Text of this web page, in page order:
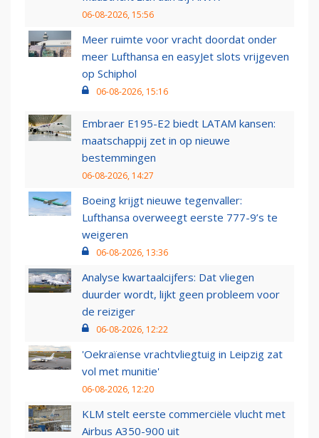
06-08-2026, 15:56
Meer ruimte voor vracht doordat onder
meer Lufthansa en easyJet slots vrijgeven
op Schiphol
06-08-2026, 15:16
Embraer E195-E2 biedt LATAM kansen:
maatschappij zet in op nieuwe
bestemmingen
06-08-2026, 14:27
Boeing krijgt nieuwe tegenvaller:
Lufthansa overweegt eerste 777-9’s te
weigeren
06-08-2026, 13:36
Analyse kwartaalcijfers: Dat vliegen
duurder wordt, lijkt geen probleem voor
de reiziger
06-08-2026, 12:22
'Oekraïense vrachtvliegtuig in Leipzig zat
vol met munitie'
06-08-2026, 12:20
KLM stelt eerste commerciële vlucht met
Airbus A350-900 uit